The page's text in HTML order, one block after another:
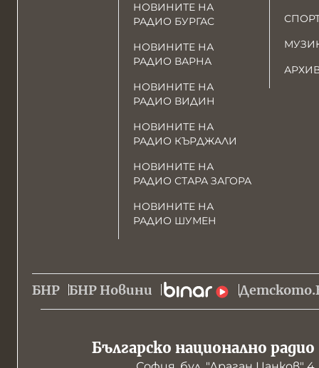
НОВИНИТЕ НА
РАДИО БУРГАС
НОВИНИТЕ НА
РАДИО ВАРНА
НОВИНИТЕ НА
РАДИО ВИДИН
НОВИНИТЕ НА
РАДИО КЪРДЖАЛИ
НОВИНИТЕ НА
РАДИО СТАРА ЗАГОРА
НОВИНИТЕ НА
РАДИО ШУМЕН
БНР БНР Новини
Българско национално радио